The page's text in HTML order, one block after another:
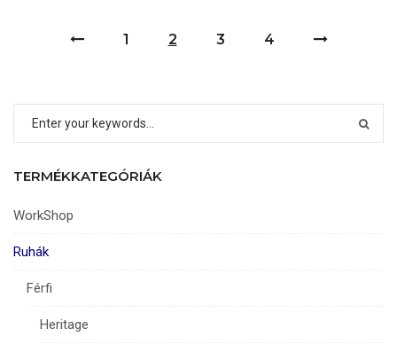
ki
1 2 3 4
TERMÉKKATEGÓRIÁK
WorkShop
Ruhák
Férfi
Heritage